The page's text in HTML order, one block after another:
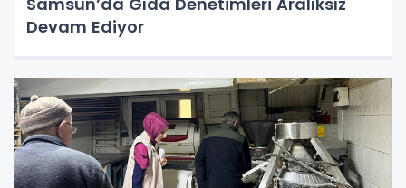
Devam Ediyor